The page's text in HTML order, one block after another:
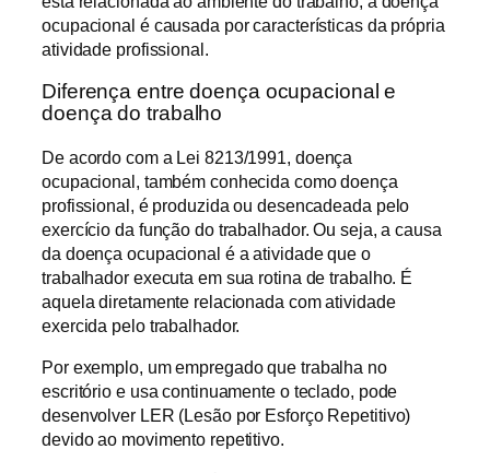
ocupacional é causada por características da própria
atividade profissional.
Diferença entre doença ocupacional e
doença do trabalho
De acordo com a Lei 8213/1991, doença
ocupacional, também conhecida como doença
profissional, é produzida ou desencadeada pelo
exercício da função do trabalhador. Ou seja, a causa
da doença ocupacional é a atividade que o
trabalhador executa em sua rotina de trabalho. É
aquela diretamente relacionada com atividade
exercida pelo trabalhador.
Por exemplo, um empregado que trabalha no
escritório e usa continuamente o teclado, pode
desenvolver LER (Lesão por Esforço Repetitivo)
devido ao movimento repetitivo.